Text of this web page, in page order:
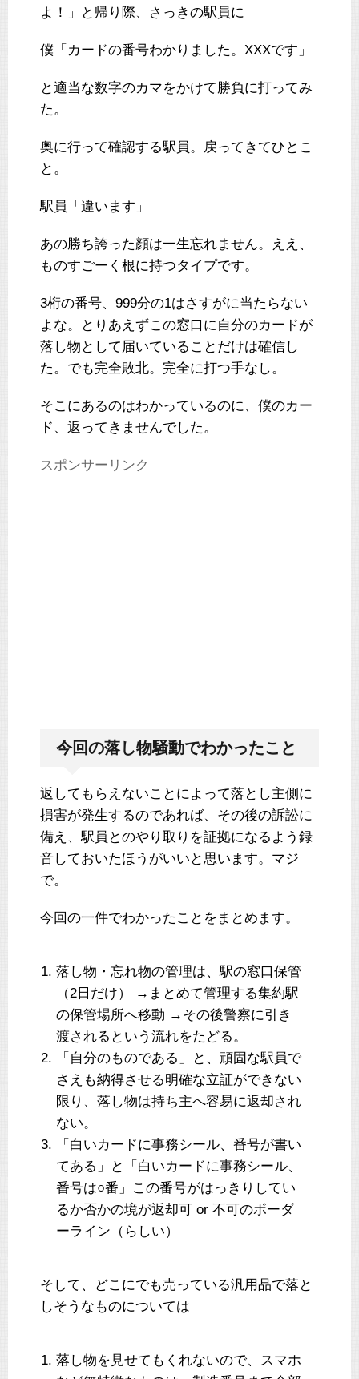
よ！」と帰り際、さっきの駅員に
僕「カードの番号わかりました。XXXです」
と適当な数字のカマをかけて勝負に打ってみ
た。
奥に行って確認する駅員。戻ってきてひとこ
と。
駅員「違います」
あの勝ち誇った顔は一生忘れません。ええ、
ものすごーく根に持つタイプです。
3桁の番号、999分の1はさすがに当たらない
よな。とりあえずこの窓口に自分のカードが
落し物として届いていることだけは確信し
た。でも完全敗北。完全に打つ手なし。
そこにあるのはわかっているのに、僕のカー
ド、返ってきませんでした。
スポンサーリンク
今回の落し物騒動でわかったこと
返してもらえないことによって落とし主側に
損害が発生するのであれば、その後の訴訟に
備え、駅員とのやり取りを証拠になるよう録
音しておいたほうがいいと思います。マジ
で。
今回の一件でわかったことをまとめます。
落し物・忘れ物の管理は、駅の窓口保管
（2日だけ） →まとめて管理する集約駅
の保管場所へ移動 →その後警察に引き
渡されるという流れをたどる。
「自分のものである」と、頑固な駅員で
さえも納得させる明確な立証ができない
限り、落し物は持ち主へ容易に返却され
ない。
「白いカードに事務シール、番号が書い
てある」と「白いカードに事務シール、
番号は○番」この番号がはっきりしてい
るか否かの境が返却可 or 不可のボーダ
ーライン（らしい）
そして、どこにでも売っている汎用品で落と
しそうなものについては
落し物を見せてもくれないので、スマホ